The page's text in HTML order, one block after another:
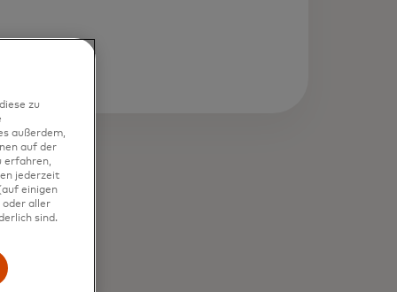
zu
außerdem,
auf der
erfahren,
jederzeit
einigen
oder aller
sind.